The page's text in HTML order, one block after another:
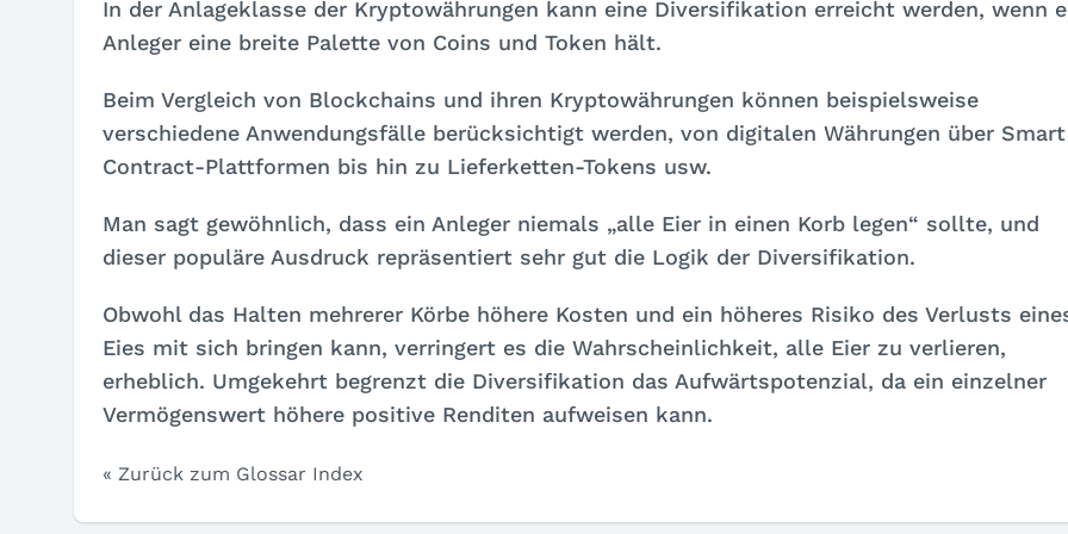
In der Anlageklasse der Kryptowährungen kann eine Diversifikation erreicht werden, wenn
Anleger eine breite Palette von Coins und Token hält.
Beim Vergleich von Blockchains und ihren Kryptowährungen können beispielsweise
verschiedene Anwendungsfälle berücksichtigt werden, von digitalen Währungen über Smart
Contract-Plattformen bis hin zu Lieferketten-Tokens usw.
Man sagt gewöhnlich, dass ein Anleger niemals „alle Eier in einen Korb legen“ sollte, und
dieser populäre Ausdruck repräsentiert sehr gut die Logik der Diversifikation.
Obwohl das Halten mehrerer Körbe höhere Kosten und ein höheres Risiko des Verlusts
Eies mit sich bringen kann, verringert es die Wahrscheinlichkeit, alle Eier zu verlieren,
erheblich. Umgekehrt begrenzt die Diversifikation das Aufwärtspotenzial, da ein einzelner
Vermögenswert höhere positive Renditen aufweisen kann.
« Zurück zum Glossar Index